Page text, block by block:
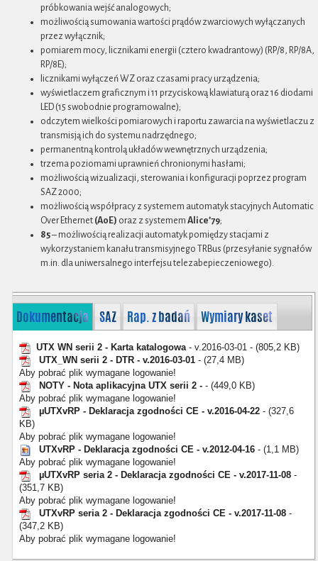
próbkowania wejść analogowych;
możliwością sumowania wartości prądów zwarciowych wyłączanych
przez wyłącznik;
pomiarem mocy, licznikami energii (cztero kwadrantowy) (RP/8, RP/8A,
RP/8E);
licznikami wyłączeń WZ oraz czasami pracy urządzenia;
wyświetlaczem graficznym i 11 przyciskową klawiaturą oraz 16 diodami
LED (15 swobodnie programowalne);
odczytem wielkości pomiarowych i raportu zawarcia na wyświetlaczu z
transmisją ich do systemu nadrzędnego;
permanentną kontrolą układów wewnętrznych urządzenia;
trzema poziomami uprawnień chronionymi hasłami;
możliwością wizualizacji, sterowania i konfiguracji poprzez program
SAZ 2000;
możliwością współpracy z systemem automatyk stacyjnych Automatic
Over Ethernet (AoE) oraz z systemem Alice’79;
85– możliwością realizacji automatyk pomiędzy stacjami z
wykorzystaniem kanału transmisyjnego TRBus (przesyłanie sygnałów
m.in. dla uniwersalnego interfejsu telezabepieczeniowego).
Dokumentacja SAZ Rap. z badań Wymiary kaset
UTX WN serii 2 - Karta katalogowa- v.2016-03-01 - (805,2 KB)
UTX_WN serii 2 - DTR - v.2016-03-01 - (27,4 MB)
Aby pobrać plik wymagane logowanie!
NOTY - Nota aplikacyjna UTX serii 2 -- (449,0 KB)
Aby pobrać plik wymagane logowanie!
µUTXvRP - Deklaracja zgodności CE - v.2016-04-22 - (327,6
KB)
Aby pobrać plik wymagane logowanie!
UTXvRP - Deklaracja zgodności CE - v.2012-04-16 - (1,1 MB)
Aby pobrać plik wymagane logowanie!
µUTXvRP seria 2 - Deklaracja zgodności CE - v.2017-11-08 -
(351,7 KB)
Aby pobrać plik wymagane logowanie!
UTXvRP seria 2 - Deklaracja zgodności CE - v.2017-11-08 -
(347,2 KB)
Aby pobrać plik wymagane logowanie!